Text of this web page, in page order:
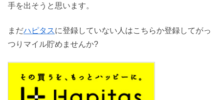
手を出そうと思います。
まだハピタスに登録していない人はこちらか登録してがっ
つりマイル貯めませんか?